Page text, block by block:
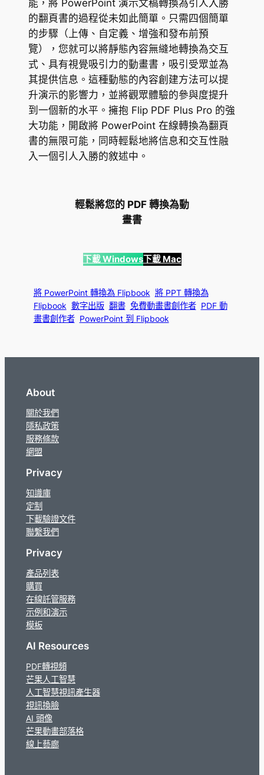
能，將 PowerPoint 演示文稿轉換為引人入勝
的翻頁書的過程從未如此簡單。只需四個簡單
的步驟（上傳、自定義、增強和發布前預
覽），您就可以將靜態內容無縫地轉換為交互
式、具有視覺吸引力的動畫書，吸引受眾並為
其提供信息。這種動態的內容創建方法可以提
升演示的影響力，並將觀眾體驗的參與度提升
到一個新的水平。擁抱 Flip PDF Plus Pro 的強
大功能，開啟將 PowerPoint 在線轉換為翻頁
書的無限可能，同時輕鬆地將信息和交互性融
入一個引人入勝的敘述中。
輕鬆將您的 PDF 轉換為動
畫書
下載 Windows下載 Mac
將 PowerPoint 轉換為 Flipbook 將 PPT 轉換為
Flipbook 數字出版 翻書 免費動畫書創作者 PDF 動
畫書創作者 PowerPoint 到 Flipbook
About
關於我們
隱私政策
服務條款
網盟
Privacy
知識庫
定制
下載驗證文件
聯繫我們
Privacy
產品列表
購買
在線託管服務
示例和演示
模板
AI Resources
PDF轉視頻
芒果人工智慧
人工智慧視訊產生器
視訊換臉
AI 頭像
芒果動畫部落格
線上藝廊